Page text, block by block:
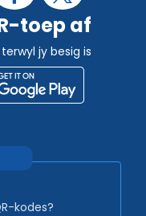
toep af
jy besig is
kodes?